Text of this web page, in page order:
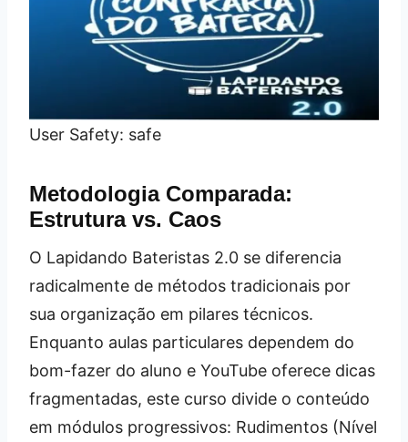
User Safety: safe
Metodologia Comparada:
Estrutura vs. Caos
O Lapidando Bateristas 2.0 se diferencia
radicalmente de métodos tradicionais por
sua organização em pilares técnicos.
Enquanto aulas particulares dependem do
bom-fazer do aluno e YouTube oferece dicas
fragmentadas, este curso divide o conteúdo
em módulos progressivos: Rudimentos (Nível